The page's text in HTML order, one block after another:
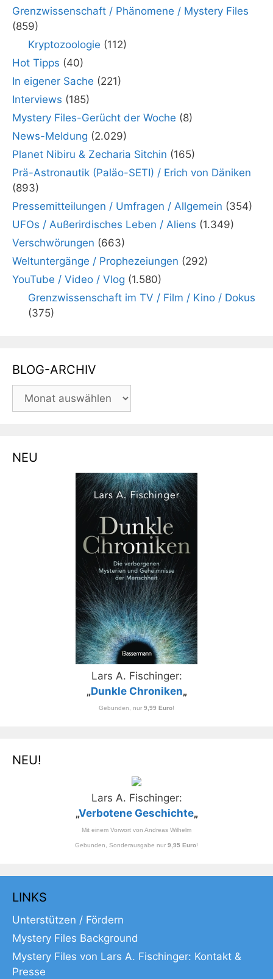
Grenzwissenschaft / Phänomene / Mystery Files
(859)
Kryptozoologie (112)
Hot Tipps (40)
In eigener Sache (221)
Interviews (185)
Mystery Files-Gerücht der Woche (8)
News-Meldung (2.029)
Planet Nibiru & Zecharia Sitchin (165)
Prä-Astronautik (Paläo-SETI) / Erich von Däniken
(893)
Pressemitteilungen / Umfragen / Allgemein (354)
UFOs / Außerirdisches Leben / Aliens (1.349)
Verschwörungen (663)
Weltuntergänge / Prophezeiungen (292)
YouTube / Video / Vlog (1.580)
Grenzwissenschaft im TV / Film / Kino / Dokus
(375)
BLOG-ARCHIV
BLOG-
NEU
Lars A. Fischinger:
„Dunkle Chroniken„
Gebunden, nur 9,99 Euro!
NEU!
Lars A. Fischinger:
„Verbotene Geschichte„
Mit einem Vorwort von Andreas Wilhelm
Gebunden, Sonderausgabe nur 9,95 Euro!
LINKS
Unterstützen / Fördern
Mystery Files Background
Mystery Files von Lars A. Fischinger: Kontakt &
Presse